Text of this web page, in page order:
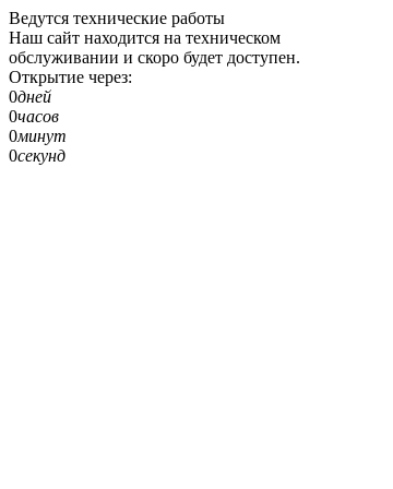
Ведутся технические работы
Наш сайт находится на техническом
обслуживании и скоро будет доступен.
Открытие через:
0дней
0часов
0минут
0секунд